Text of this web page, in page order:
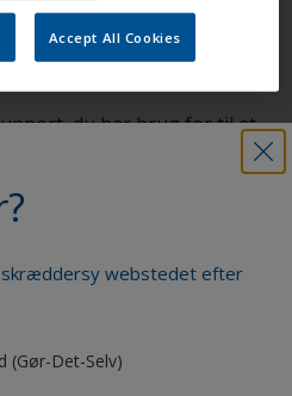
webstedet efter
(Gør-Det-Selv)
stand
du har brug for til at
af vores fortsatte
videnskabelige
Accept All Cookies